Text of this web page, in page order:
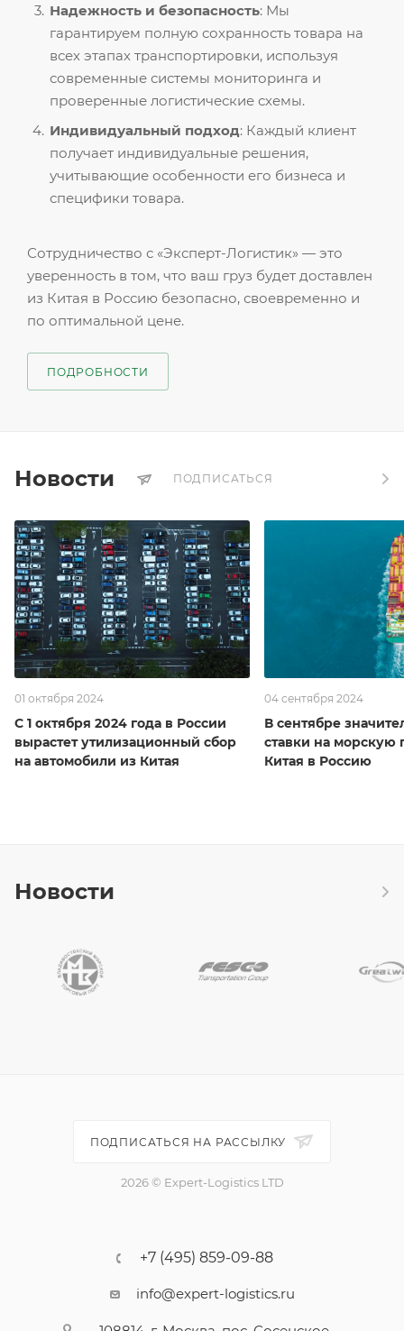
Надежность и безопасность: Мы
гарантируем полную сохранность товара на
всех этапах транспортировки, используя
современные системы мониторинга и
проверенные логистические схемы.
Индивидуальный подход: Каждый клиент
получает индивидуальные решения,
учитывающие особенности его бизнеса и
специфики товара.
Сотрудничество с «Эксперт-Логистик» — это
уверенность в том, что ваш груз будет доставлен
из Китая в Россию безопасно, своевременно и
по оптимальной цене.
ПОДРОБНОСТИ
Новости ПОДПИСАТЬСЯ
01 октября 2024
С 1 октября 2024 года в России
вырастет утилизационный сбор
на автомобили из Китая
04 сентября 2024
В сентябре
ставки на морскую
Китая в Россию
Новости
ПОДПИСАТЬСЯ НА РАССЫЛКУ
2026 © Expert-Logistics LTD
+7 (495) 859-09-88
info@expert-logistics.ru